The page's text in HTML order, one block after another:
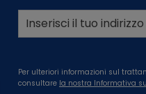
Per ulteriori informazioni sul
consultare la nostra Informativa